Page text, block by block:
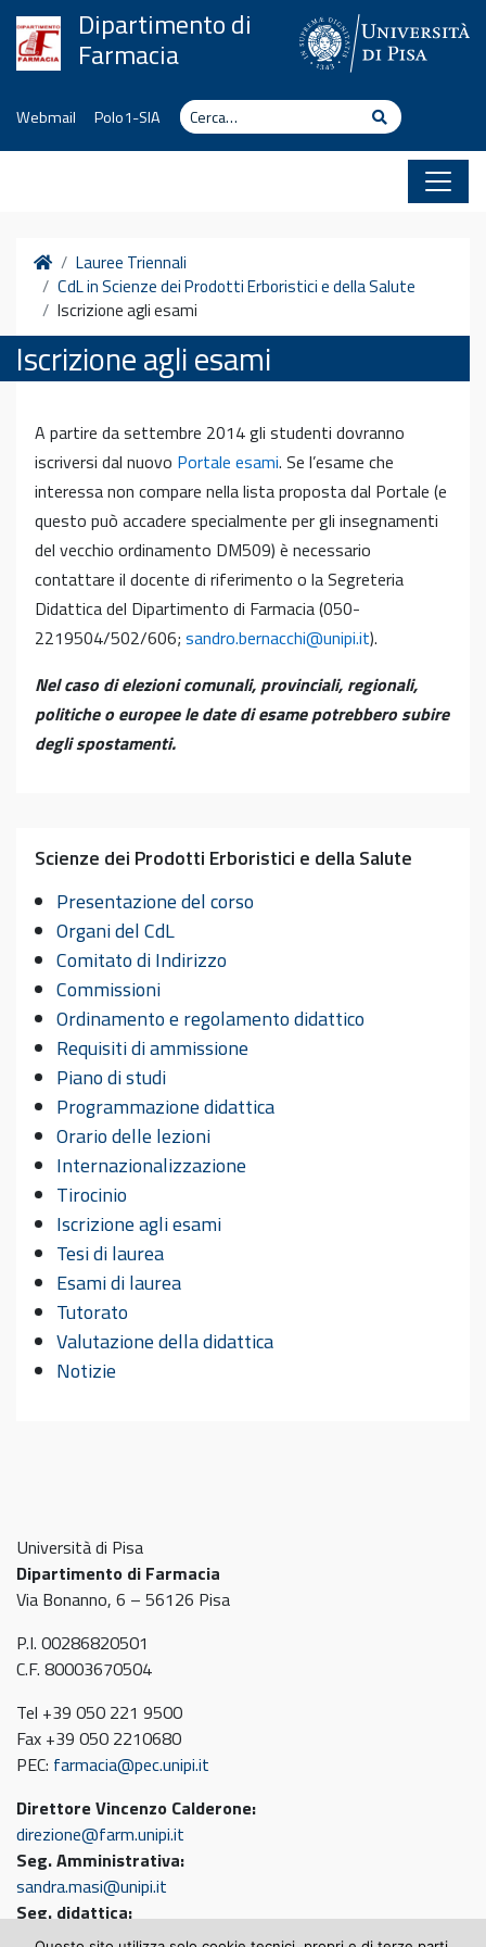
Vai al contenutoDipartimento di
Farmacia
Webmail Polo1-SIA Cerca Cerca
HomeLauree Triennali
CdL in Scienze dei Prodotti Erboristici e della Salute
Iscrizione agli esami
Iscrizione agli esami
A partire da settembre 2014 gli studenti dovranno
iscriversi dal nuovo Portale esami. Se l’esame che
interessa non compare nella lista proposta dal Portale (e
questo può accadere specialmente per gli insegnamenti
del vecchio ordinamento DM509) è necessario
contattare il docente di riferimento o la Segreteria
Didattica del Dipartimento di Farmacia (050-
2219504/502/606; sandro.bernacchi@unipi.it).
Nel caso di elezioni comunali, provinciali, regionali,
politiche o europee le date di esame potrebbero subire
degli spostamenti.
Scienze dei Prodotti Erboristici e della Salute
Presentazione del corso
Organi del CdL
Comitato di Indirizzo
Commissioni
Ordinamento e regolamento didattico
Requisiti di ammissione
Piano di studi
Programmazione didattica
Orario delle lezioni
Internazionalizzazione
Tirocinio
Iscrizione agli esami
Tesi di laurea
Esami di laurea
Tutorato
Valutazione della didattica
Notizie
Università di Pisa
Dipartimento di Farmacia
Via Bonanno, 6 – 56126 Pisa
P.I. 00286820501
C.F. 80003670504
Tel +39 050 221 9500
Fax +39 050 2210680
PEC: farmacia@pec.unipi.it
Direttore Vincenzo Calderone:
direzione@farm.unipi.it
Seg. Amministrativa:
sandra.masi@unipi.it
Seg. didattica:
sandro.bernacchi@farm.unipi.it